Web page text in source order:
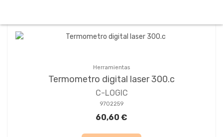
Herramientas
Termometro digital laser 300.c
C-LOGIC
9702259
60,60 €